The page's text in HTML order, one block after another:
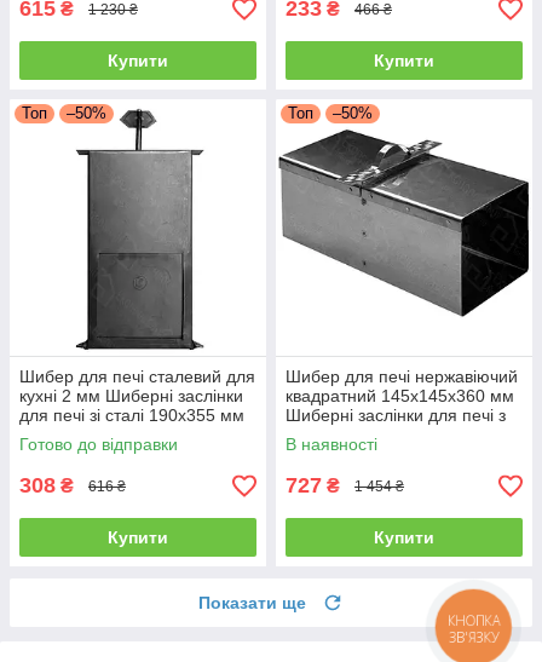
615 ₴ 1 230 ₴
Купити
233 ₴ 466 ₴
Купити
Топ –50%
Шибер для печі сталевий для
кухні 2 мм Шиберні заслінки
для печі зі сталі 190х355 мм
Пічні засувки димоходу
Готово до відправки
308 ₴ 616 ₴
Купити
Топ –50%
Шибер для печі нержавіючий
квадратний 145х145х360 мм
Шиберні заслінки для печі з
нержавійки Пічні засувки
димоходу
В наявності
727 ₴ 1 454 ₴
Купити
Показати ще
КНОПКА
ЗВ'ЯЗКУ